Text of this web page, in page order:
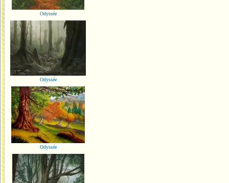
Odyssée
Odyssée
Odyssée